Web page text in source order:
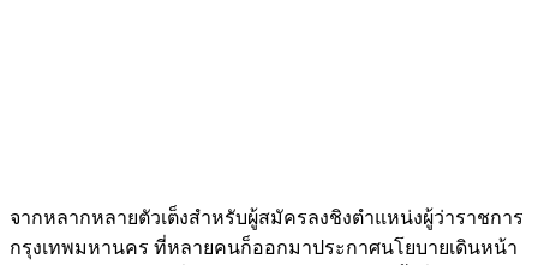
จากหลากหลายตัวเต็งสำหรับผู้สมัครลงชิงตำแหน่งผู้ว่าราชการ
กรุงเทพมหานคร ที่หลายคนก็ออกมาประกาศนโยบายเดินหน้า